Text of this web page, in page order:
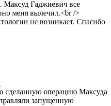
Максуд Гаджиевич все
меня вылечил.<br />
не возникает. Спасибо
сделанную операцию Максуда
запущенную